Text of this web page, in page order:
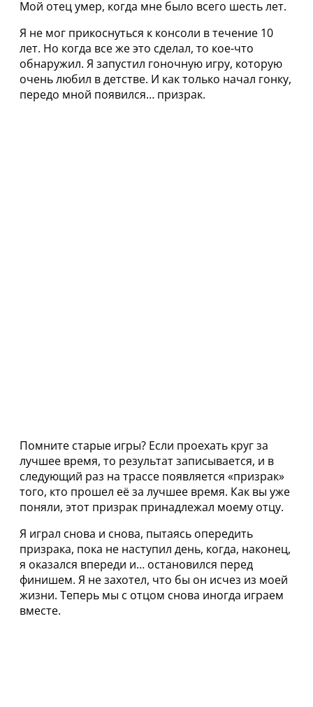
Мой отец умер, когда мне было всего шесть лет.
Я не мог прикоснуться к консоли в течение 10
лет. Но когда все же это сделал, то кое-что
обнаружил. Я запустил гоночную игру, которую
очень любил в детстве. И как только начал гонку,
передо мной появился… призрак.
Помните старые игры? Если проехать круг за
лучшее время, то результат записывается, и в
следующий раз на трассе появляется «призрак»
того, кто прошел её за лучшее время. Как вы уже
поняли, этот призрак принадлежал моему отцу.
Я играл снова и снова, пытаясь опередить
призрака, пока не наступил день, когда, наконец,
я оказался впереди и… остановился перед
финишем. Я не захотел, что бы он исчез из моей
жизни. Теперь мы с отцом снова иногда играем
вместе.